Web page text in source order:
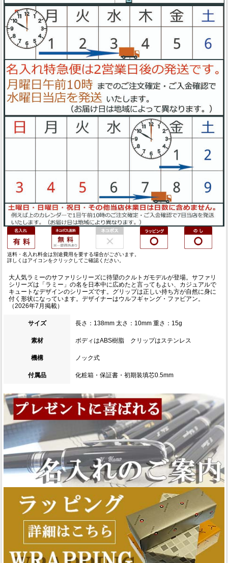
送料・名入れ料金は別途費用を要する場合がございます。
詳しくはアイコンをクリックしてご確認ください。
大人気ラミーのサファリシリーズに待望のクルトガモデルが登場。サファリ
シリーズは「ラミー」の名を日本中に広めたと言ってもよい、カジュアルで
キュートなデザインのシリーズです。グリップは正しい持ち方が自然に身に
付く形状になっています。デザイナーはウルフギャング・ファビアン。
（2026年7月掲載）
サイズ 長さ：138mm 太さ：10mm 重さ：15g
素材 ボディはABS樹脂 クリップはステンレス
機構 ノック式
付属品 化粧箱・保証書・初期装填芯0.5mm